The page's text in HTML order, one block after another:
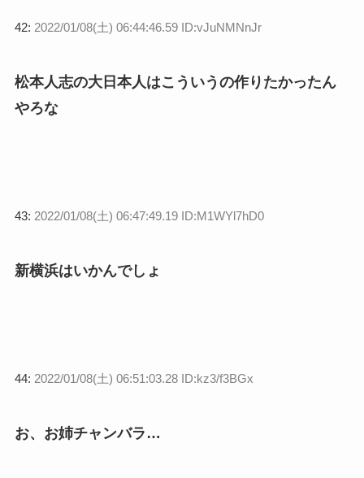
42: 2022/01/08(土) 06:44:46.59 ID:vJuNMNnJr
松本人志の大日本人はこういうの作りたかったん
やろな
43: 2022/01/08(土) 06:47:49.19 ID:M1WYl7hD0
新横浜はいかんでしょ
44: 2022/01/08(土) 06:51:03.28 ID:kz3/f3BGx
お、お姉チャンバラ…